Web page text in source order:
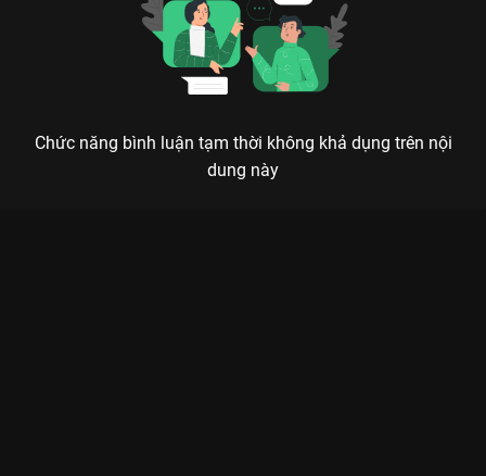
Chức năng bình luận tạm thời không khả dụng trên nội
dung này